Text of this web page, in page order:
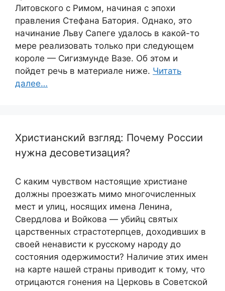
Литовского с Римом, начиная с эпохи
правления Стефана Батория. Однако, это
начинание Льву Сапеге удалось в какой-то
мере реализовать только при следующем
короле — Сигизмунде Вазе. Об этом и
пойдет речь в материале ниже. Читать
далее…
Христианский взгляд: Почему России
нужна десоветизация?
С каким чувством настоящие христиане
должны проезжать мимо многочисленных
мест и улиц, носящих имена Ленина,
Свердлова и Войкова — убийц святых
царственных страстотерпцев, доходивших в
своей ненависти к русскому народу до
состояния одержимости? Наличие этих имен
на карте нашей страны приводит к тому, что
отрицаются гонения на Церковь в Советской